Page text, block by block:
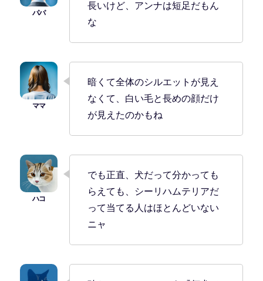
長いけど、アンナは短足だもん
な
暗くて全体のシルエットが見え
なくて、白い毛と長めの顔だけ
が見えたのかもね
でも正直、犬だって分かっても
らえても、シーリハムテリアだ
って当てる人はほとんどいない
ニャ